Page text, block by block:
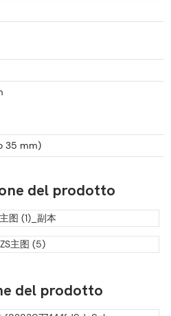
35 mm)
del prodotto
del prodotto